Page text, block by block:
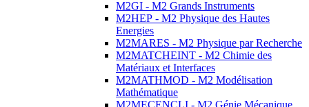
M2GI - M2 Grands Instruments
M2HEP - M2 Physique des Hautes
Energies
M2MARES - M2 Physique par Recherche
M2MATCHEINT - M2 Chimie des
Matériaux et Interfaces
M2MATHMOD - M2 Modélisation
Mathématique
M2MECENCLI - M2 Génie Mécanique